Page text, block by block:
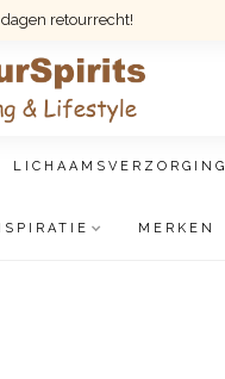
dagen retourrecht!
LICHAAMSVERZORGING
MERKEN